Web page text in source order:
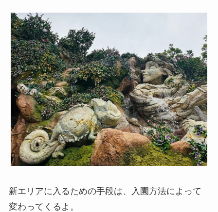
新エリアに入るための手段は、入園方法によって
変わってくるよ。